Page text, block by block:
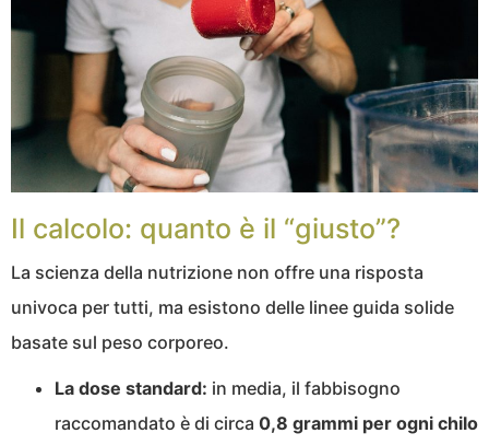
Il calcolo: quanto è il “giusto”?
La scienza della nutrizione non offre una risposta
univoca per tutti, ma esistono delle linee guida solide
basate sul peso corporeo.
La dose standard: in media, il fabbisogno
raccomandato è di circa 0,8 grammi per ogni chilo